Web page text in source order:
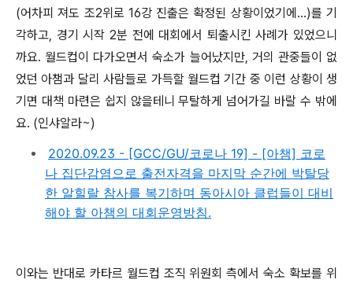
(어차피 져도 조2위로 16강 진출은 확정된 상황이었기에...)를 기
각하고, 경기 시작 2분 전에 대회에서 퇴출시킨 사례가 있었으니
까요. 월드컵이 다가오면서 숙소가 늘어났지만, 거의 관중들이 없
었던 아챔과 달리 사람들로 가득할 월드컵 기간 중 이런 상황이 생
기면 대책 마련은 쉽지 않을테니 무탈하게 넘어가길 바랄 수 밖에
요. (인샤알라~)
2020.09.23 - [GCC/GU/코로나 19] - [아챔] 코로
나 집단감염으로 출전자격을 마지막 순간에 박탈당
한 알힐랄 참사를 복기하며 동아시아 클럽들이 대비
해야 할 아챔의 대회운영방침.
이와는 반대로 카타르 월드컵 조직 위원회 측에서 숙소 확보를 위